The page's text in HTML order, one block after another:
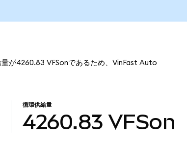
が4260.83 VFSonであるため、VinFast Auto
循環供給量
4260.83 VFSon